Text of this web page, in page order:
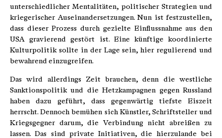
unterschiedlicher Mentalitäten, politischer Strategien und
kriegerischer Auseinandersetzungen. Nun ist festzustellen,
dass dieser Prozess durch gezielte Einflussnahme aus den
USA gravierend gestört ist. Eine künftige koordinierte
Kulturpolitik sollte in der Lage sein, hier regulierend und
bewahrend einzugreifen.
Das wird allerdings Zeit brauchen, denn die westliche
Sanktionspolitik und die Hetzkampagnen gegen Russland
haben dazu geführt, dass gegenwärtig tiefste Eiszeit
herrscht. Dennoch bemühen sich Künstler, Schriftsteller und
Kriegsgegner darum, die Verbindung nicht abreißen zu
lassen. Das sind private Initiativen, die hierzulande bei